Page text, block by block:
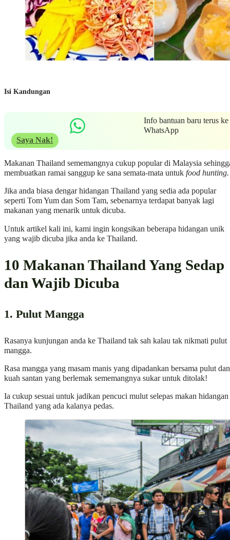
Isi Kandungan
Info bantuan baru terus ke
WhatsApp
Saya Nak!
Makanan Thailand sememangnya cukup popular di Malaysia
membuatkan ramai sanggup ke sana semata-mata untuk food hunting.
Jika anda biasa dengar hidangan Thailand yang sedia ada popular
seperti Tom Yum dan Som Tam, sebenarnya terdapat banyak lagi
makanan yang menarik untuk dicuba.
Untuk artikel kali ini, kami ingin kongsikan beberapa hidangan unik
yang wajib dicuba jika anda ke Thailand.
10 Makanan Thailand Yang Sedap
dan Wajib Dicuba
1. Pulut Mangga
Rasanya kunjungan anda ke Thailand tak sah kalau tak nikmati pulut
mangga.
Rasa mangga yang masam manis yang dipadankan bersama pulut dan
kuah santan yang berlemak sememangnya sukar untuk ditolak!
Ia cukup sesuai untuk jadikan pencuci mulut selepas makan hidangan
Thailand yang ada kalanya pedas.